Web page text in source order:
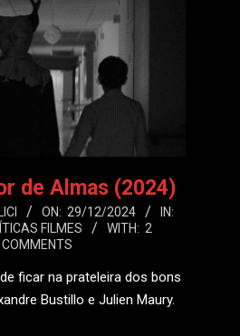
de Almas (2024)
ON: 29/12/2024
IN:
FILMES WITH: 2
COMMENTS
ficar na prateleira dos bons
Bustillo e Julien Maury.